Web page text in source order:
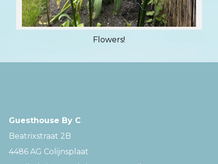
Flowers!
Guesthouse By C
Beatrixstraat 2B
4486 AG Colijnsplaat